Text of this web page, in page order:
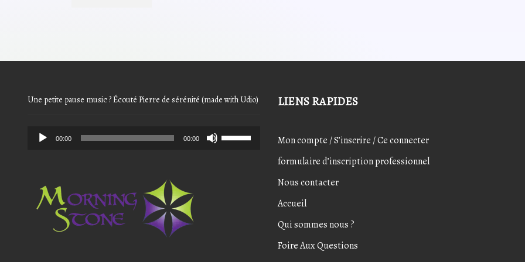
Une petite pause music ? Écouté Pierre de sérénité (made with Udio)
Audio
00:00 00:00
Use
LIENS RAPIDES
Mon compte / S’inscrire / Ce connecter
formulaire d’inscription professionnel
Nous contacter
Accueil
Qui sommes nous ?
Foire Aux Questions